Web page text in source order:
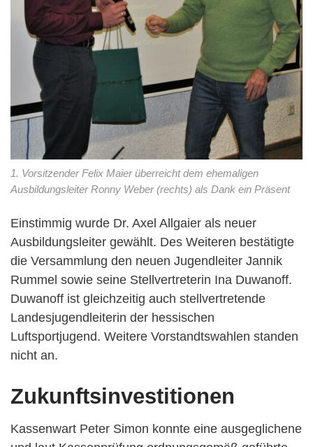
1. Vorsitzender Felix Maier überreicht dem ehemaligen
Ausbildungsleiter Ronny Weber (rechts) als Dank ein Präsent
Einstimmig wurde Dr. Axel Allgaier als neuer
Ausbildungsleiter gewählt. Des Weiteren bestätigte
die Versammlung den neuen Jugendleiter Jannik
Rummel sowie seine Stellvertreterin Ina Duwanoff.
Duwanoff ist gleichzeitig auch stellvertretende
Landesjugendleiterin der hessischen
Luftsportjugend. Weitere Vorstandtswahlen standen
nicht an.
Zukunftsinvestitionen
Kassenwart Peter Simon konnte eine ausgeglichene